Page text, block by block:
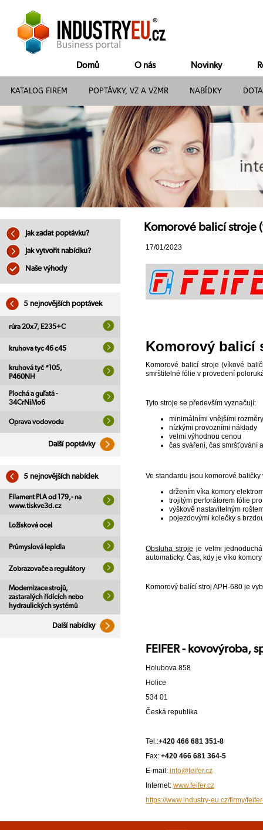
Domů O nás Novinky
KATALOG FIREM POPTÁVKY, VZ A VZMR NABÍDKY
Jak zadat poptávku?
Jak vytvořit nabídku?
Naše výhody
5 nejnovějších poptávek
rúra 20x7, E235+C
kruhova tyc 46 c45
kruhová tyč *105,
P460NH
Plochá a guľatá -
34CrNiMo6
Oprava vodovodu
Další poptávky
5 nejnovějších nabídek
Filament PLA od 179,- na
www.tiskve3d.cz
Ložisková ocel
Průmyslová lepidla
Zobrazovače a regulátory
Modernizace strojů,
zastaralých řídících nebo
hydraulických systémů
Další nabídky
Komorové balicí stroje
17/01/2023
Komorový balicí
Komorové balicí stroje (víkové
smrštitelné fólie v provedení
Tyto stroje se především vyznačují:
minimálními vnějšími rozměry
nízkými provozními náklady
velmi výhodnou cenou
čas sváření, čas smršťování
Ve standardu jsou komorové baličky
držením víka komory
trojitým perforátorem fólie
výškově nastavitelným
pojezdovými kolečky s
Obsluha stroje je velmi
automaticky. Čas, kdy je víko
Komorový balící stroj APH-680 je
FEIFER - kovovýroba,
Holubova 858
Holice
534 01
Česká republika
Tel.:+420 466 681 351-8
Fax: +420 466 681 364-5
E-mail: info@feifer.cz
Internet: www.feifer.cz
https://www.industry-eu.cz/firmy/